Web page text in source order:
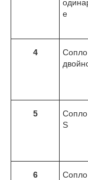
е
4
Сопло
5
Сопло
S
6
Сопло